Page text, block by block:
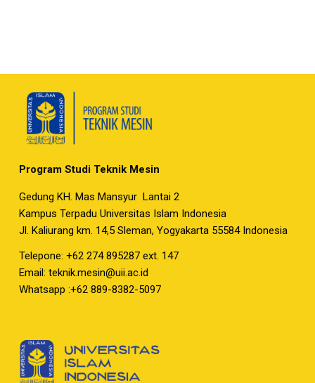
Program Studi Teknik Mesin
Gedung KH. Mas Mansyur Lantai 2
Kampus Terpadu Universitas Islam Indonesia
Jl. Kaliurang km. 14,5 Sleman, Yogyakarta 55584 Indonesia
Telepone: +62 274 895287 ext. 147
Email: teknik.mesin@uii.ac.id
Whatsapp :+62 889-8382-5097